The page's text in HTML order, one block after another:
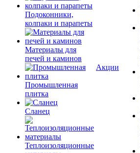
Подоконники,
колпаки и парапеты
Материалы для
печей и каминов
Промышленная
плитка
Сланец
Теплоизоляционные
Акции